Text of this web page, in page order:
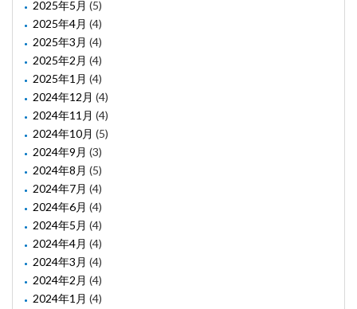
2025年5月 (5)
2025年4月 (4)
2025年3月 (4)
2025年2月 (4)
2025年1月 (4)
2024年12月 (4)
2024年11月 (4)
2024年10月 (5)
2024年9月 (3)
2024年8月 (5)
2024年7月 (4)
2024年6月 (4)
2024年5月 (4)
2024年4月 (4)
2024年3月 (4)
2024年2月 (4)
2024年1月 (4)